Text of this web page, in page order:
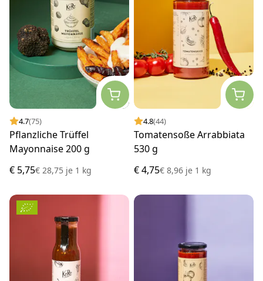
4.7(75)
Pflanzliche Trüffel
Mayonnaise 200 g
€ 5,75€ 28,75 je 1 kg
4.8(44)
Tomatensoße Arrabbiata
530 g
€ 4,75€ 8,96 je 1 kg